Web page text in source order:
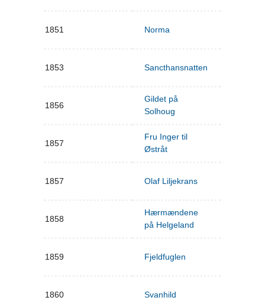
1851 Norma
1853 Sancthansnatten
1856
Gildet på
Solhoug
1857
Fru Inger til
Østråt
1857 Olaf Liljekrans
1858
Hærmændene
på Helgeland
1859 Fjeldfuglen
1860 Svanhild